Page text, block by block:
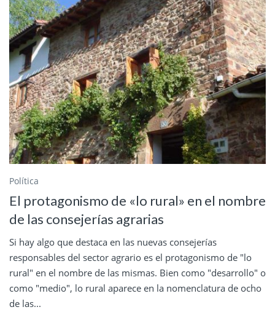
Política
El protagonismo de «lo rural» en el nombre
de las consejerías agrarias
Si hay algo que destaca en las nuevas consejerías
responsables del sector agrario es el protagonismo de "lo
rural" en el nombre de las mismas. Bien como "desarrollo" o
como "medio", lo rural aparece en la nomenclatura de ocho
de las...